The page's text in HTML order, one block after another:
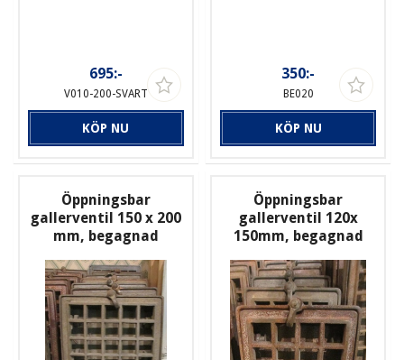
695:-
V010-200-SVART
KÖP NU
350:-
BE020
KÖP NU
Öppningsbar
gallerventil 150 x 200
mm, begagnad
Öppningsbar
gallerventil 120x
150mm, begagnad